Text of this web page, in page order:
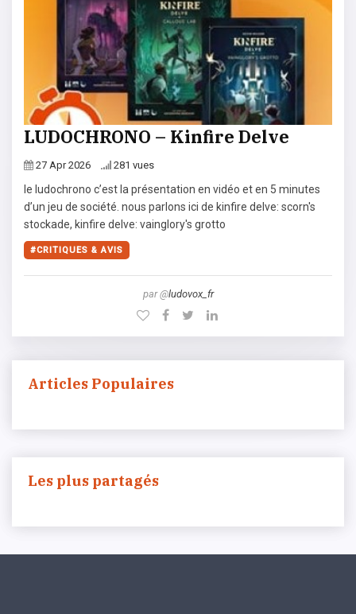
LUDOCHRONO – Kinfire Delve
27 Apr 2026 281 vues
le ludochrono c’est la présentation en vidéo et en 5 minutes
d’un jeu de société. nous parlons ici de kinfire delve: scorn's
stockade, kinfire delve: vainglory's grotto
CRITIQUES & AVIS
par @ludovox_fr
Articles Populaires
Les plus partagés